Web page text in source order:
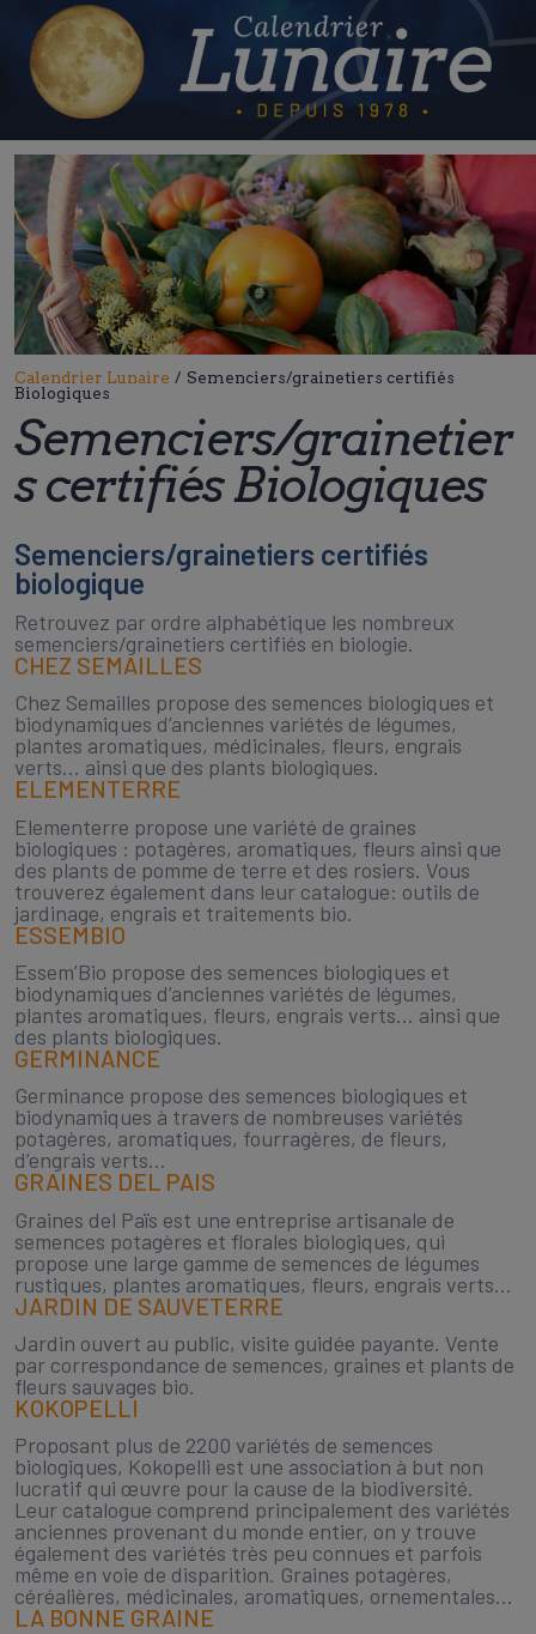
content
Calendrier Lunaire / Semenciers/grainetiers certifiés
Biologiques
Semenciers/grainetier
s certifiés Biologiques
Semenciers/grainetiers certifiés
biologique
Retrouvez par ordre alphabétique les nombreux
semenciers/grainetiers certifiés en biologie.
CHEZ SEMAILLES
Chez Semailles propose des semences biologiques et
biodynamiques d’anciennes variétés de légumes,
plantes aromatiques, médicinales, fleurs, engrais
verts… ainsi que des plants biologiques.
ELEMENTERRE
Elementerre propose une variété de graines
biologiques : potagères, aromatiques, fleurs ainsi que
des plants de pomme de terre et des rosiers. Vous
trouverez également dans leur catalogue: outils de
jardinage, engrais et traitements bio.
ESSEMBIO
Essem’Bio propose des semences biologiques et
biodynamiques d’anciennes variétés de légumes,
plantes aromatiques, fleurs, engrais verts… ainsi que
des plants biologiques.
GERMINANCE
Germinance propose des semences biologiques et
biodynamiques à travers de nombreuses variétés
potagères, aromatiques, fourragères, de fleurs,
d’engrais verts…
GRAINES DEL PAIS
Graines del Païs est une entreprise artisanale de
semences potagères et florales biologiques, qui
propose une large gamme de semences de légumes
rustiques, plantes aromatiques, fleurs, engrais verts…
JARDIN DE SAUVETERRE
Jardin ouvert au public, visite guidée payante. Vente
par correspondance de semences, graines et plants de
fleurs sauvages bio.
KOKOPELLI
Proposant plus de 2200 variétés de semences
biologiques, Kokopelli est une association à but non
lucratif qui œuvre pour la cause de la biodiversité.
Leur catalogue comprend principalement des variétés
anciennes provenant du monde entier, on y trouve
également des variétés très peu connues et parfois
même en voie de disparition. Graines potagères,
céréalières, médicinales, aromatiques, ornementales…
LA BONNE GRAINE